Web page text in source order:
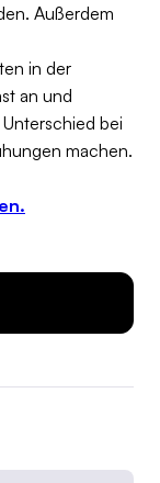
Außerdem
in der
an und
bei
machen.